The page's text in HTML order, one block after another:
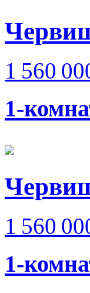
1 560
1-
1 560
1-